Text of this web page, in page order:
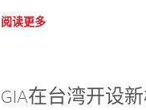
阅读更多
GIA在台湾开设